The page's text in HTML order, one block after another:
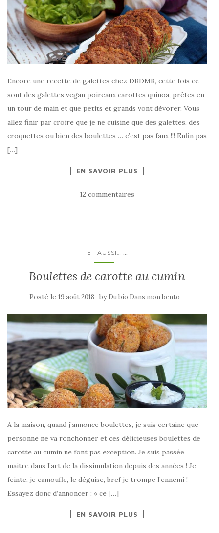
Encore une recette de galettes chez DBDMB, cette fois ce
sont des galettes vegan poireaux carottes quinoa, prêtes en
un tour de main et que petits et grands vont dévorer. Vous
allez finir par croire que je ne cuisine que des galettes, des
croquettes ou bien des boulettes … c’est pas faux !!! Enfin pas
[…]
EN SAVOIR PLUS
12 commentaires
ET AUSSI… ...
Boulettes de carotte au cumin
Posté le 19 août 2018 by Du bio Dans mon bento
A la maison, quand j’annonce boulettes, je suis certaine que
personne ne va ronchonner et ces délicieuses boulettes de
carotte au cumin ne font pas exception. Je suis passée
maitre dans l’art de la dissimulation depuis des années ! Je
feinte, je camoufle, le déguise, bref je trompe l’ennemi !
Essayez donc d’annoncer : « ce […]
EN SAVOIR PLUS